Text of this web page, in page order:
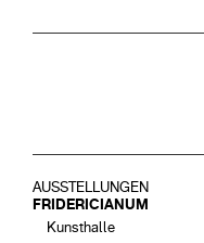
AUSSTELLUNGEN
FRIDERICIANUM
Kunsthalle